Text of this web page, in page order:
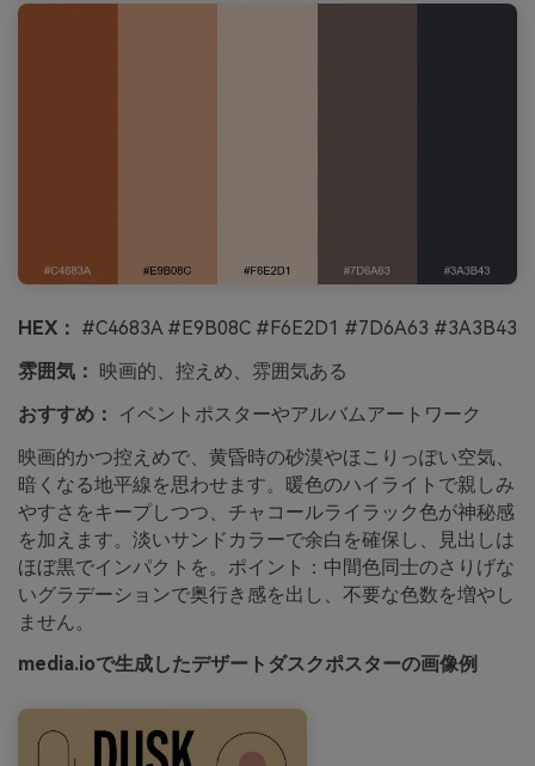
HEX： #C4683A #E9B08C #F6E2D1 #7D6A63 #3A3B43
雰囲気： 映画的、控えめ、雰囲気ある
おすすめ：
イベントポスターやアルバムアートワーク
映画的かつ控えめで、黄昏時の砂漠やほこりっぽい空気、
暗くなる地平線を思わせます。暖色のハイライトで親しみ
やすさをキープしつつ、チャコールライラック色が神秘感
を加えます。淡いサンドカラーで余白を確保し、見出しは
ほぼ黒でインパクトを。ポイント：中間色同士のさりげな
いグラデーションで奥行き感を出し、不要な色数を増やし
ません。
media.ioで生成したデザートダスクポスターの画像例